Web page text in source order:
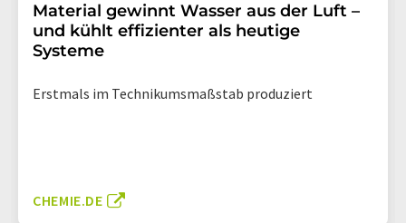
Material gewinnt Wasser aus der Luft –
und kühlt effizienter als heutige
Systeme
Erstmals im Technikumsmaßstab produziert
CHEMIE.DE